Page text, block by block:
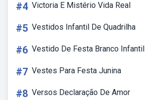
#4 Victoria E Mistério Vida Real
#5 Vestidos Infantil De Quadrilha
#6 Vestido De Festa Branco Infantil
#7 Vestes Para Festa Junina
#8 Versos Declaração De Amor